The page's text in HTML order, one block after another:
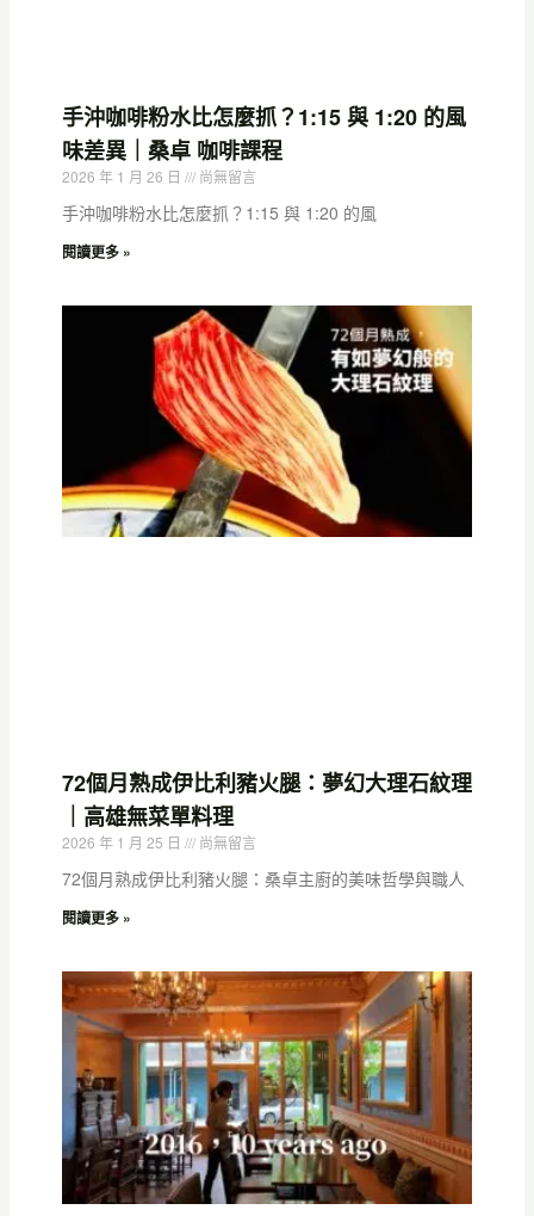
手沖咖啡粉水比怎麼抓？1:15 與 1:20 的風
味差異｜桑卓 咖啡課程
2026 年 1 月 26 日 尚無留言
手沖咖啡粉水比怎麼抓？1:15 與 1:20 的風
閱讀更多 »
72個月熟成伊比利豬火腿：夢幻大理石紋理
｜高雄無菜單料理
2026 年 1 月 25 日 尚無留言
72個月熟成伊比利豬火腿：桑卓主廚的美味哲學與職人
閱讀更多 »